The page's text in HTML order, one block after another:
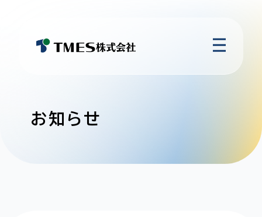
お知らせ